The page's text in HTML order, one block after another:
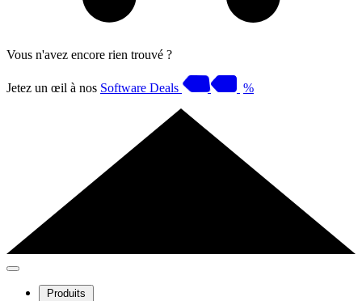
Vous n'avez encore rien trouvé ?
Jetez un œil à nos Software Deals %
Produits